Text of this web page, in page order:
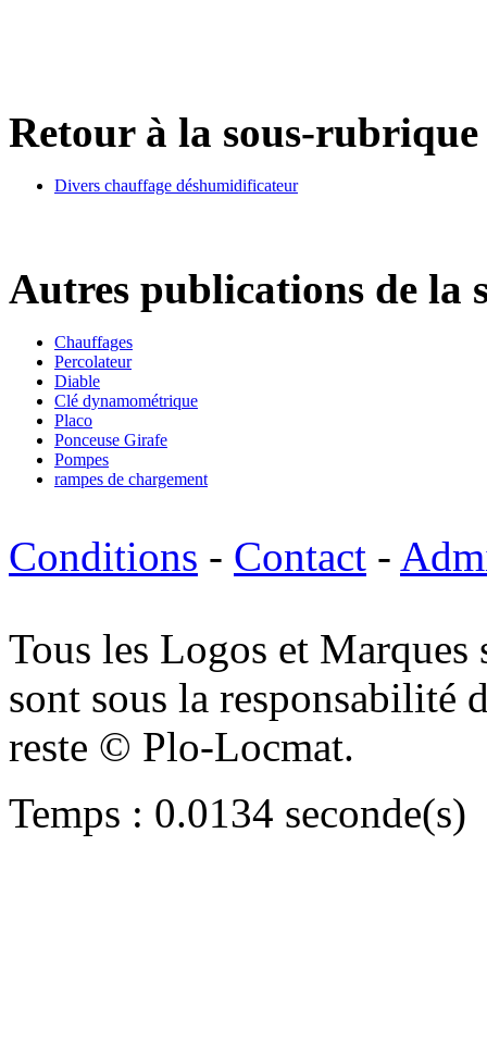
Retour à la sous-
Divers chauffage déshumidificateur
Autres publications de la
Chauffages
Percolateur
Diable
Clé dynamométrique
Placo
Ponceuse Girafe
Pompes
rampes de chargement
Conditions - Contact -
Tous les Logos et Marques
sont sous la responsabilité
reste © Plo-Locmat.
Temps : 0.0134 seconde(s)